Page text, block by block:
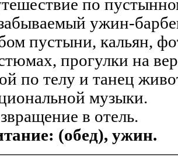
по
ужин-
пустыни, кальян,
прогулки на
по телу и танец
музыки.
в отель.
(обед), ужин.